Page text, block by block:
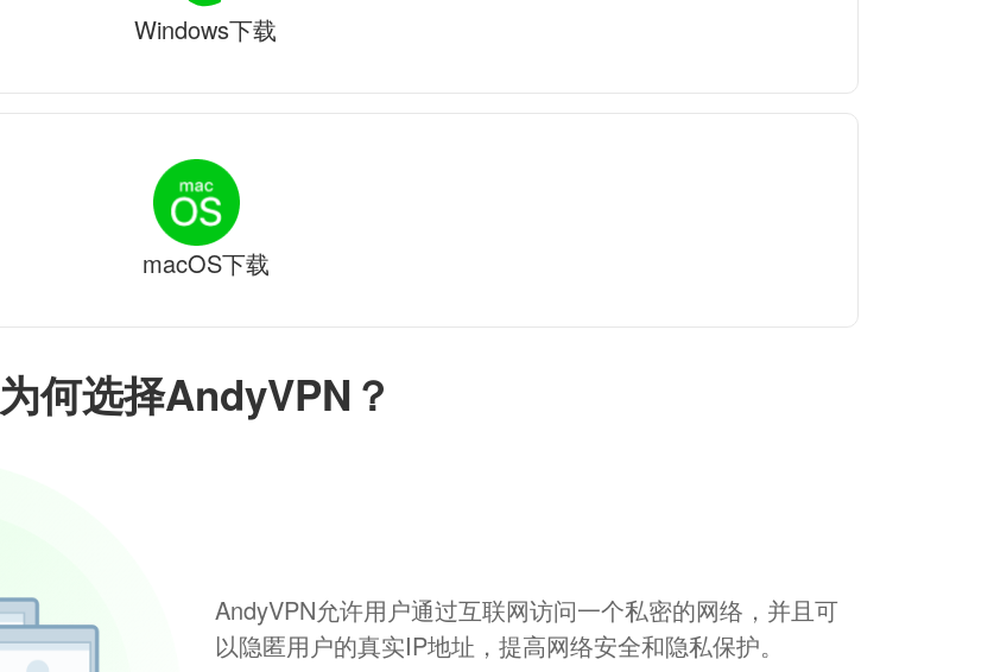
为何选择AndyVPN？
AndyVPN允许用户通过互联网访问一个私密的网络，并且可
以隐匿用户的真实IP地址，提高网络安全和隐私保护。
Windows下载
macOS下载